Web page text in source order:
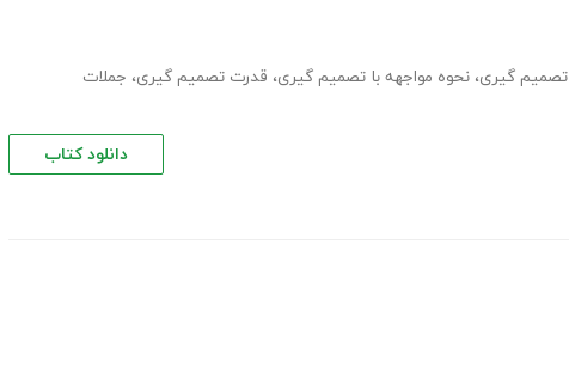
، نحوه مواجهه با تصمیم گیری، قدرت تصمیم گیری، جملات
دانلود کتاب